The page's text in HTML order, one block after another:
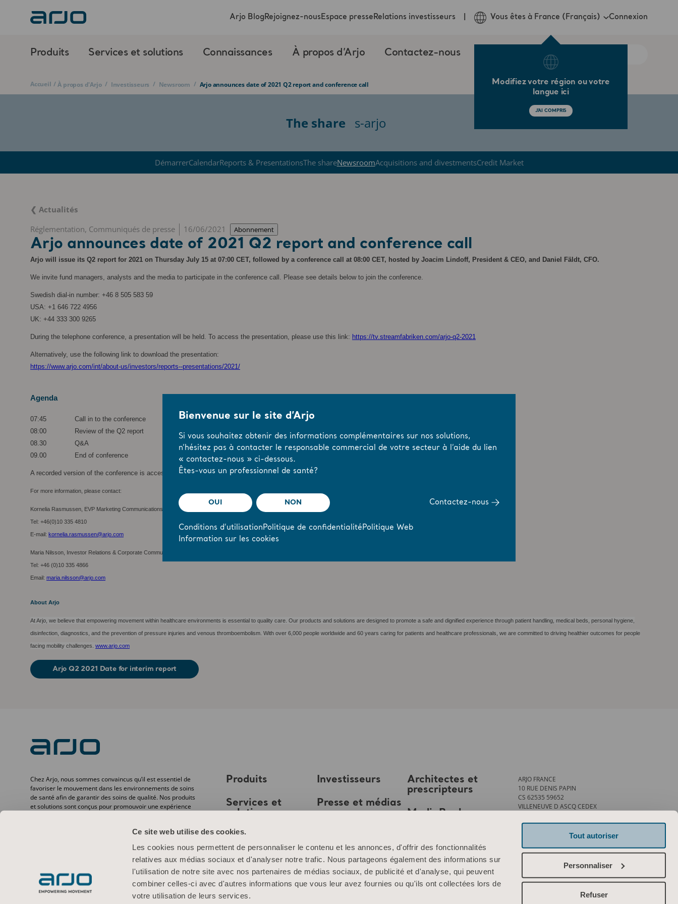
Ce site web utilise des cookies.
Les cookies nous permettent de personnaliser le contenu et les annonces, d'offrir des fonctionnalités
relatives aux médias sociaux et d'analyser notre trafic. Nous partageons également des informations sur
l'utilisation de notre site avec nos partenaires de médias sociaux, de publicité et d'analyse, qui peuvent
combiner celles-ci avec d'autres informations que vous leur avez fournies ou qu'ils ont collectées lors de
votre utilisation de leurs services.
Tout autoriser
Personnaliser
Refuser
Produits Services et solutions Connaissances À propos d’Arjo Contactez-nous
Arjo BlogRejoignez-nousEspace presseRelations investisseurs Vous êtes à France (Français)
Modifiez votre région ou votre
langue ici
J'AI COMPRIS
Connexion
Accueil / À propos d'Arjo / Investisseurs / Newsroom / Arjo announces date of 2021 Q2 report and conference call
The share s-arjo
DémarrerCalendarReports & PresentationsThe shareNewsroomAcquisitions and divestmentsCredit Market
❮ Actualités
Réglementation, Communiqués de presse
16/06/2021 Abonnement
Arjo announces date of 2021 Q2 report and conference call
Arjo will issue its Q2 report for 2021 on Thursday July 15 at 07:00 CET, followed by a conference call at 08:00 CET, hosted by Joacim Lindoff, President & CEO, and Daniel Fäldt, CFO.
We invite fund managers, analysts and the media to participate in the conference call. Please see details below to join the conference.
Swedish dial-in number: +46 8 505 583 59
USA: +1 646 722 4956
UK: +44 333 300 9265
During the telephone conference, a presentation will be held. To access the presentation, please use this link: https://tv.streamfabriken.com/arjo-q2-2021
Alternatively, use the following link to download the presentation:
https://www.arjo.com/int/about-us/investors/reports--presentations/2021/
Agenda
07:45 Call in to the conference
08:00 Review of the Q2 report
08.30 Q&A
09.00 End of conference
A recorded version of the conference is accessible for 3 years via the following link:https://tv.streamfabriken.com/arjo-q2-2021
For more information, please contact:
Kornelia Rasmussen, EVP Marketing Communications & Public Relations
Tel: +46(0)10 335 4810
E-mail: kornelia.rasmussen@arjo.com
Maria Nilsson, Investor Relations & Corporate Communications
Tel: +46 (0)10 335 4866
Email: maria.nilsson@arjo.com
About Arjo
At Arjo, we believe that empowering movement within healthcare environments is essential to quality care. Our products and solutions are designed to promote a safe and dignified experience through patient handling, medical beds, personal hygiene,
disinfection, diagnostics, and the prevention of pressure injuries and venous thromboembolism. With over 6,000 people worldwide and 60 years caring for patients and healthcare professionals, we are committed to driving healthier outcomes for people
facing mobility challenges. www.arjo.com
Arjo Q2 2021 Date for interim report
Chez Arjo, nous sommes convaincus qu’il est essentiel de
favoriser le mouvement dans les environnements de soins
de santé afin de garantir des soins de qualité. Nos produits
et solutions sont conçus pour promouvoir une expérience
désinfection, le diagnostic et la prévention des escarres ainsi
que la thromboembolie veineuse. Avec plus de
6 500 personnes dans le monde et 65 ans d’expérience en
matière de besoins des patients et des professionnels de la
santé, nous nous engageons à améliorer la vie des
personnes confrontées à des problèmes de mobilité.
Produits
Services et
solutions
Connaissances
À propos d’Arjo
Contactez-nous
Investisseurs
Presse et médias
Architectes et
prescripteurs
MediaBank
ARJO FRANCE
10 RUE DENIS PAPIN
CS 62535 59652
VILLENEUVE D ASCQ CEDEX
Fax : +33 (0)3 20 28 13 14
info.france@arjo.com
Contactez-nous
Bienvenue sur le site d’Arjo
Si vous souhaitez obtenir des informations complémentaires sur nos solutions,
n’hésitez pas à contacter le responsable commercial de votre secteur à l’aide du lien
« contactez-nous » ci-dessous.
Êtes-vous un professionnel de santé?
OUI NON Contactez-nous
Conditions d’utilisation Politique de confidentialité Politique Web
Information sur les cookies